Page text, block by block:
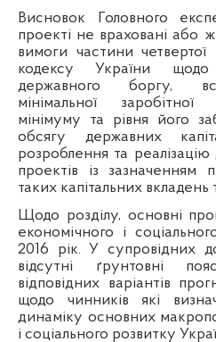
Висновок Головного
проекті не враховані або
вимоги частини четвертої
кодексу України щодо
державного боргу,
мінімальної
мінімуму та рівня його
обсягу державних
розроблення та
проектів із зазначенням
таких капітальних вкладень
Щодо розділу, основні
економічного і соц
2016 рік. У супровідних
відсутні ґрунтовні
відповідних варіантів
щодо чинників які
динаміку основних
і соціального розвитку